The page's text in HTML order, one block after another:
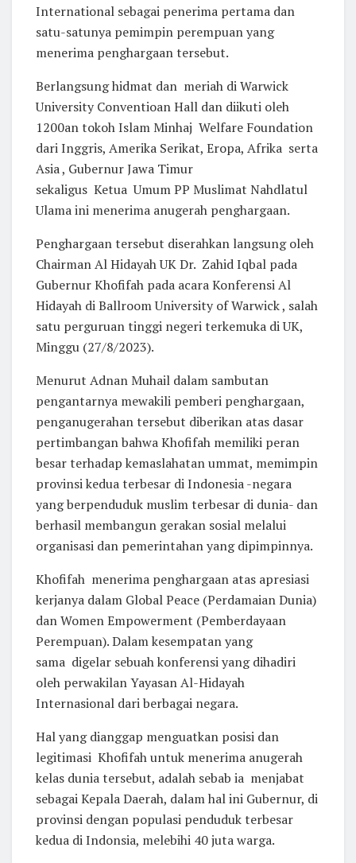
International sebagai penerima pertama dan
satu-satunya pemimpin perempuan yang
menerima penghargaan tersebut.
Berlangsung hidmat dan meriah di Warwick
University Conventioan Hall dan diikuti oleh
1200an tokoh Islam Minhaj Welfare Foundation
dari Inggris, Amerika Serikat, Eropa, Afrika serta
Asia , Gubernur Jawa Timur
sekaligus Ketua Umum PP Muslimat Nahdlatul
Ulama ini menerima anugerah penghargaan.
Penghargaan tersebut diserahkan langsung oleh
Chairman Al Hidayah UK Dr. Zahid Iqbal pada
Gubernur Khofifah pada acara Konferensi Al
Hidayah di Ballroom University of Warwick , salah
satu perguruan tinggi negeri terkemuka di UK,
Minggu (27/8/2023).
Menurut Adnan Muhail dalam sambutan
pengantarnya mewakili pemberi penghargaan,
penganugerahan tersebut diberikan atas dasar
pertimbangan bahwa Khofifah memiliki peran
besar terhadap kemaslahatan ummat, memimpin
provinsi kedua terbesar di Indonesia -negara
yang berpenduduk muslim terbesar di dunia- dan
berhasil membangun gerakan sosial melalui
organisasi dan pemerintahan yang dipimpinnya.
Khofifah menerima penghargaan atas apresiasi
kerjanya dalam Global Peace (Perdamaian Dunia)
dan Women Empowerment (Pemberdayaan
Perempuan). Dalam kesempatan yang
sama digelar sebuah konferensi yang dihadiri
oleh perwakilan Yayasan Al-Hidayah
Internasional dari berbagai negara.
Hal yang dianggap menguatkan posisi dan
legitimasi Khofifah untuk menerima anugerah
kelas dunia tersebut, adalah sebab ia menjabat
sebagai Kepala Daerah, dalam hal ini Gubernur, di
provinsi dengan populasi penduduk terbesar
kedua di Indonsia, melebihi 40 juta warga.